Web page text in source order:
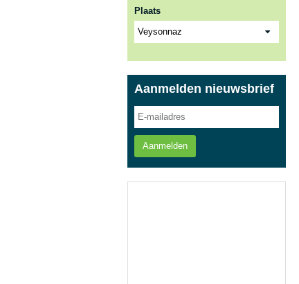
Plaats
Aanmelden nieuwsbrief
Aanmelden